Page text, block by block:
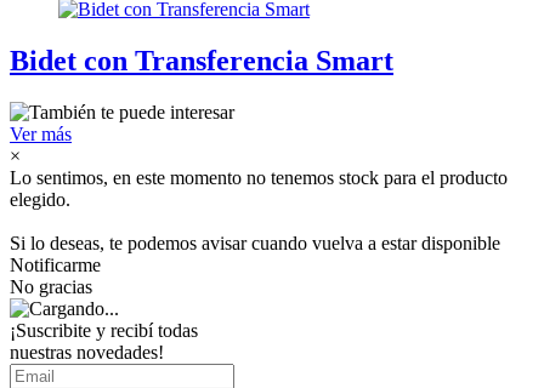
Bidet con Transferencia Smart
Ver más
×
Lo sentimos, en este momento no tenemos stock para el producto
elegido.
Si lo deseas, te podemos avisar cuando vuelva a estar disponible
Notificarme
No gracias
¡Suscribite y recibí todas
nuestras novedades!